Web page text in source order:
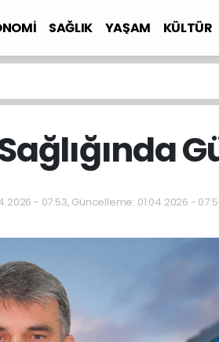
SAĞLIK YAŞAM KÜLTÜR
- 07:53, Güncelleme: 01.04.2026 -